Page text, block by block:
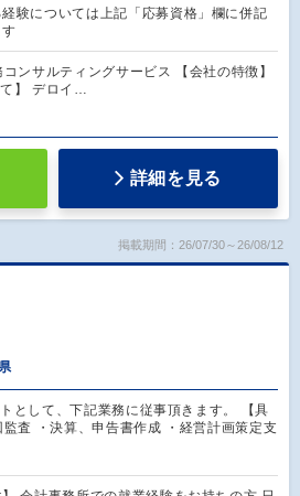
験については上記「応募資格」欄に併記
コンサルティングサービス 【会社の特徴】
て】 デロイ…
詳細を見る
掲載期間：26/07/30～26/08/12
として、下記業務に従事頂きます。 【具
査 ・決算、申告書作成 ・経営計画策定支